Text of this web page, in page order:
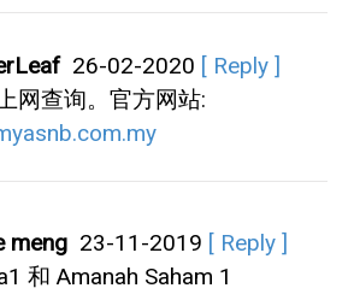
26-02-2020
[ Reply ]
网查询。官方网站:
meng 23-11-2019
[ Reply ]
和 Amanah Saham 1